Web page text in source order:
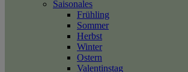
Saisonales
Frühling
Sommer
Herbst
Winter
Ostern
Valentinstag